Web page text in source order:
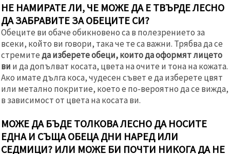
НЕ НАМИРАТЕ ЛИ, ЧЕ МОЖЕ ДА Е ТВЪРДЕ ЛЕСНО
ДА ЗАБРАВИТЕ ЗА ОБЕЦИТЕ СИ?
Обеците ви обаче обикновено са в полезрението за
всеки, който ви говори, така че те са важни. Трябва да се
стремитеда изберете обеци, които да оформят лицето
ви и да допълват косата, цвета на очите и тона на кожата.
Ако имате дълга коса, чудесен съвет е да изберете цвят
или метално покритие, което е по-вероятно да се вижда,
в зависимост от цвета на косата ви.
МОЖЕ ДА БЪДЕ ТОЛКОВА ЛЕСНО ДА НОСИТЕ
ЕДНА И СЪЩА ОБЕЦА ДНИ НАРЕД ИЛИ
СЕДМИЦИ? ИЛИ МОЖЕ БИ ПОЧТИ НИКОГА ДА НЕ